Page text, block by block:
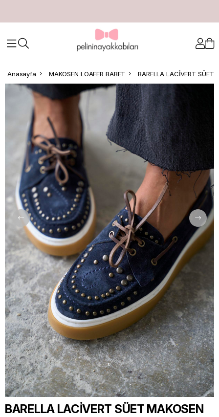
Anasayfa MAKOSEN LOAFER BABET BARELLA LACİVERT SÜET
BARELLA LACİVERT SÜET MAKOSEN